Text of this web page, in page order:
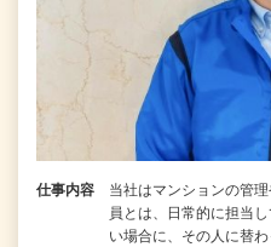
仕事内容
当社はマンションの管
員とは、日常的に担当
い場合に、その人に替